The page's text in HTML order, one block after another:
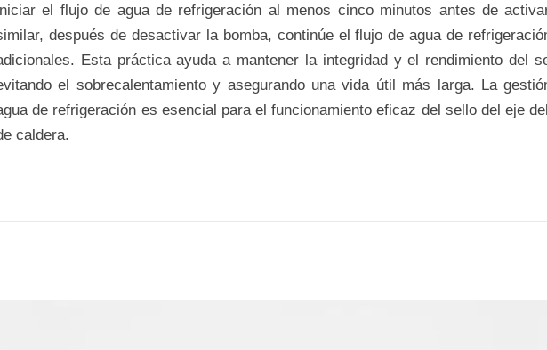
el flujo de agua de refrigeración al menos cinco minutos antes de
después de desactivar la bomba, continúe el flujo de agua de
Esta práctica ayuda a mantener la integridad y el rendimiento del
el sobrecalentamiento y asegurando una vida útil más larga. La
de refrigeración es esencial para el funcionamiento eficaz del sello del eje
caldera.